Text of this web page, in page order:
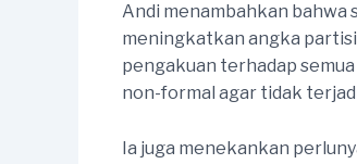
Andi menambahkan bahwa
meningkatkan angka
pengakuan terhadap
non-formal agar tidak
Ia juga menekankan